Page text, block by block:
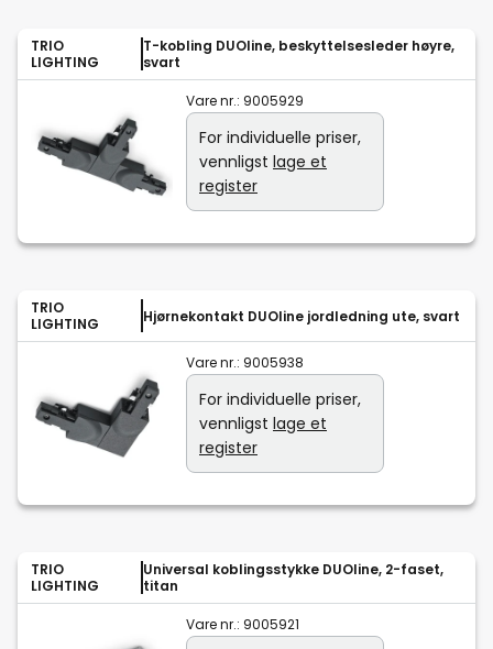
TRIO
LIGHTING
T-kobling DUOline, beskyttelsesleder høyre,
svart
Vare nr.: 9005929
For individuelle priser,
vennligst lage et
register
TRIO
LIGHTING
Hjørnekontakt DUOline jordledning ute, svart
Vare nr.: 9005938
For individuelle priser,
vennligst lage et
register
TRIO
LIGHTING
Universal koblingsstykke DUOline, 2-faset,
titan
Vare nr.: 9005921